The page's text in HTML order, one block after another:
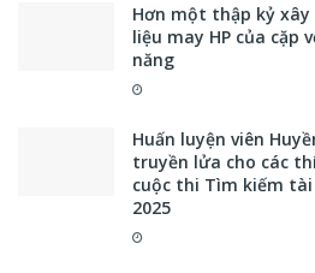
Hơn một thập kỷ
liệu may HP của cặp
năng
Huấn luyện viên
truyền lửa cho các
cuộc thi Tìm kiếm
2025